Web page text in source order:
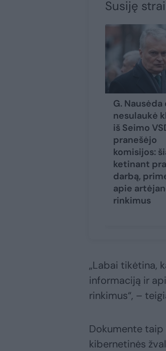
Susiję
G. Nausėda
nesulaukė
iš Seimo
pranešėjo
komisijos:
ketinant
darbą,
apie
rinkimus
„Labai tikėtina,
informaciją ir
rinkimus“, –
Dokumente
kibernetinės